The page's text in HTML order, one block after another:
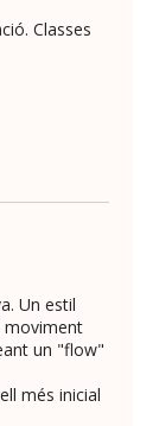
Classes
Un estil
moviment
un "flow"
més inicial